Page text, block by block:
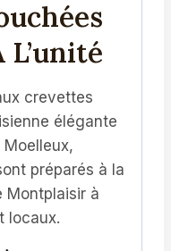
crevettes
élégante
préparés à la
Montplaisir à
locaux.